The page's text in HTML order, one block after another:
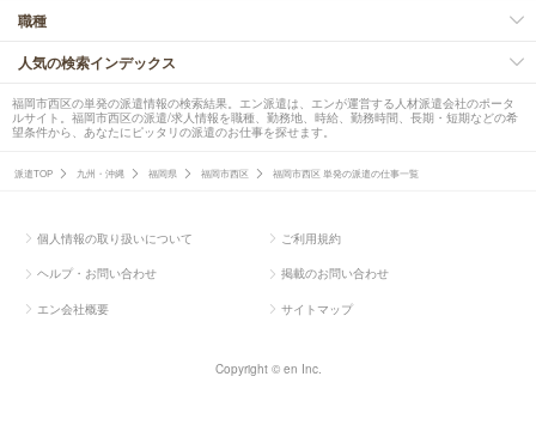
職種
人気の検索インデックス
福岡市西区の単発の派遣情報の検索結果。エン派遣は、エンが運営する人材派遣会社のポータ
ルサイト。福岡市西区の派遣/求人情報を職種、勤務地、時給、勤務時間、長期・短期などの希
望条件から、あなたにピッタリの派遣のお仕事を探せます。
派遣TOP 九州・沖縄 福岡県 福岡市西区 福岡市西区 単発の派遣の仕事一覧
個人情報の取り扱いについて ご利用規約
ヘルプ・お問い合わせ 掲載のお問い合わせ
エン会社概要 サイトマップ
Copyright © en Inc.